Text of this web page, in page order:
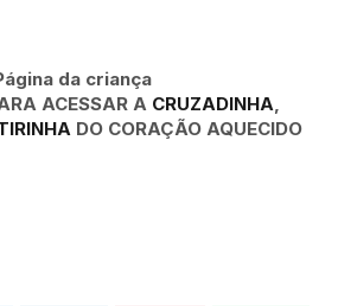
da criança
ACESSAR A CRUZADINHA
DO CORAÇÃO AQUECIDO